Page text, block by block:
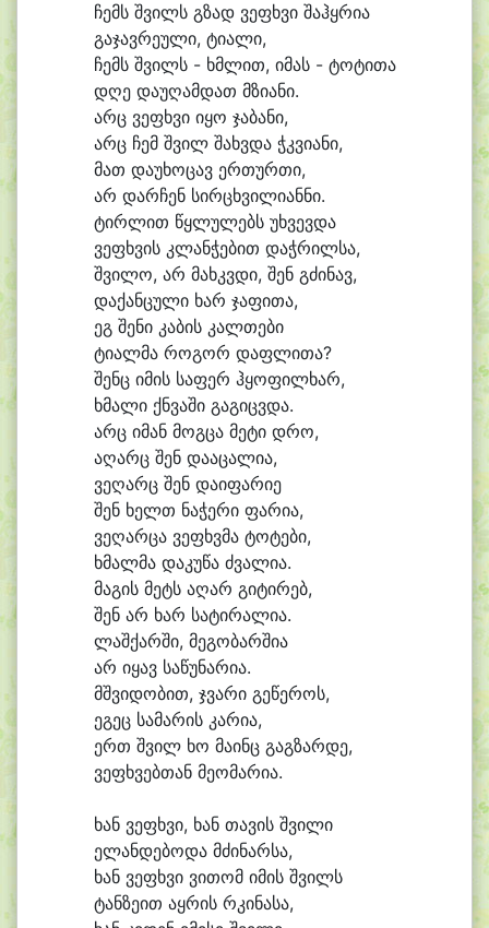
ჩემს შვილს გზად ვეფხვი შაჰყრია
გაჯავრეული, ტიალი,
ჩემს შვილს - ხმლით, იმას - ტოტითა
დღე დაუღამდათ მზიანი.
არც ვეფხვი იყო ჯაბანი,
არც ჩემ შვილ შახვდა ჭკვიანი,
მათ დაუხოცავ ერთურთი,
არ დარჩენ სირცხვილიანნი.
ტირლით წყლულებს უხვევდა
ვეფხვის კლანჭებით დაჭრილსა,
შვილო, არ მახკვდი, შენ გძინავ,
დაქანცული ხარ ჯაფითა,
ეგ შენი კაბის კალთები
ტიალმა როგორ დაფლითა?
შენც იმის საფერ ჰყოფილხარ,
ხმალი ქნვაში გაგიცვდა.
არც იმან მოგცა მეტი დრო,
აღარც შენ დააცალია,
ვეღარც შენ დაიფარიე
შენ ხელთ ნაჭერი ფარია,
ვეღარცა ვეფხვმა ტოტები,
ხმალმა დაკუწა ძვალია.
მაგის მეტს აღარ გიტირებ,
შენ არ ხარ სატირალია.
ლაშქარში, მეგობარშია
არ იყავ საწუნარია.
მშვიდობით, ჯვარი გეწეროს,
ეგეც სამარის კარია,
ერთ შვილ ხო მაინც გაგზარდე,
ვეფხვებთან მეომარია.
ხან ვეფხვი, ხან თავის შვილი
ელანდებოდა მძინარსა,
ხან ვეფხვი ვითომ იმის შვილს
ტანზეით აყრის რკინასა,